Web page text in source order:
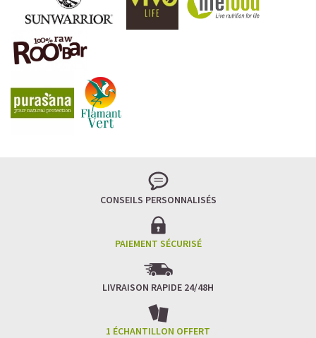
CONSEILS PERSONNALISÉS
PAIEMENT SÉCURISÉ
LIVRAISON RAPIDE 24/48H
1 ÉCHANTILLON OFFERT